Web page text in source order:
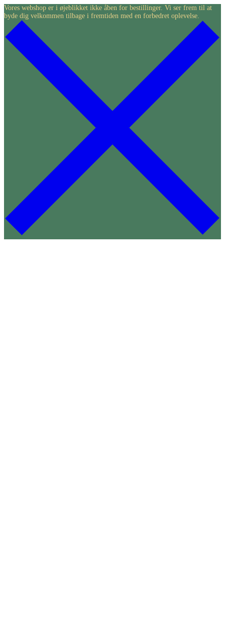
Skip
to
content
Vores webshop er i øjeblikket ikke åben for bestillinger. Vi ser frem til at
byde dig velkommen tilbage i fremtiden med en forbedret oplevelse.